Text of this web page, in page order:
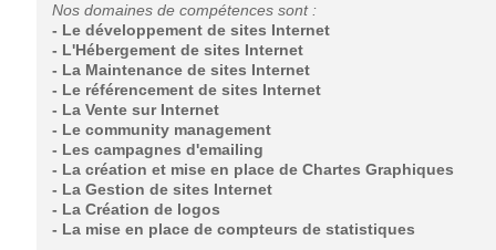
Nos domaines de compétences sont :
- Le développement de sites Internet
- L'Hébergement de sites Internet
- La Maintenance de sites Internet
- Le référencement de sites Internet
- La Vente sur Internet
- Le community management
- Les campagnes d'emailing
- La création et mise en place de Chartes Graphiques
- La Gestion de sites Internet
- La Création de logos
- La mise en place de compteurs de statistiques